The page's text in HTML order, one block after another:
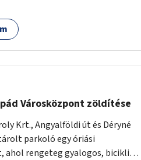
téli hónapokban nem lehet ide
Városközpont zöldítése
Krt., Angyalföldi út és Déryné
parkoló egy óriási
ahol rengeteg gyalogos, biciklis